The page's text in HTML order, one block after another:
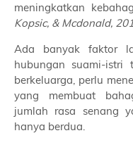
meningkatkan
Kopsic, & Mcdonald,
Ada banyak faktor
hubungan suami-istri
berkeluarga, perlu
yang membuat
jumlah rasa senang
hanya berdua.